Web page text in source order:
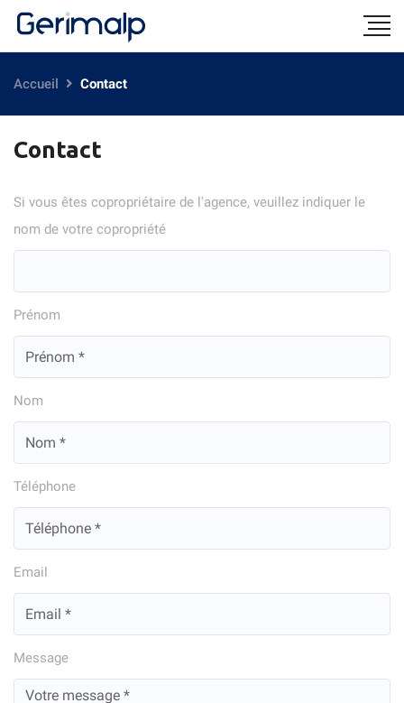
Accueil Contact
Contact
Si vous êtes copropriétaire de l'agence, veuillez indiquer le
nom de votre copropriété
Prénom
Nom
Téléphone
Email
Message